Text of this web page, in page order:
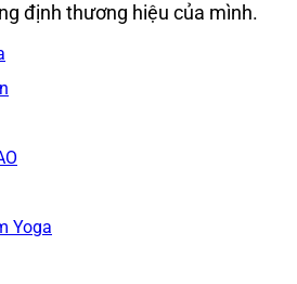
Yoga
định thương hiệu của mình.